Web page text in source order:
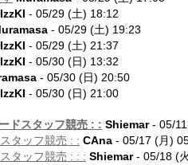
- 05/29 (土) 18:12
- 05/29 (土) 19:23
- 05/29 (土) 21:37
- 05/30 (日) 13:32
- 05/30 (日) 20:50
- 05/30 (日) 21:00
ドスタッフ競売 : : Shiemar- 05/
タッフ競売 : : CAna - 05/17 (月)
タッフ競売 : : : Shiemar- 05/18 (